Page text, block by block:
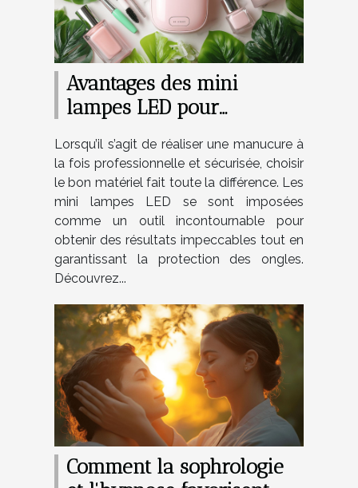
Avantages des mini
lampes LED pour
Lorsqu’il s’agit de réaliser une manucure à
la fois professionnelle et sécurisée, choisir
le bon matériel fait toute la différence. Les
mini lampes LED se sont imposées
comme un outil incontournable pour
obtenir des résultats impeccables tout en
garantissant la protection des ongles.
Découvrez...
Comment la sophrologie